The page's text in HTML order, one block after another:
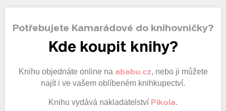
Potřebujete Kamarádové do knihovničky?
Kde koupit knihy?
Knihu objednáte online na ababu.cz, nebo ji můžete
najít i ve vašem oblíbeném knihkupectví.
Knihu vydává nakladatelství Pikola.